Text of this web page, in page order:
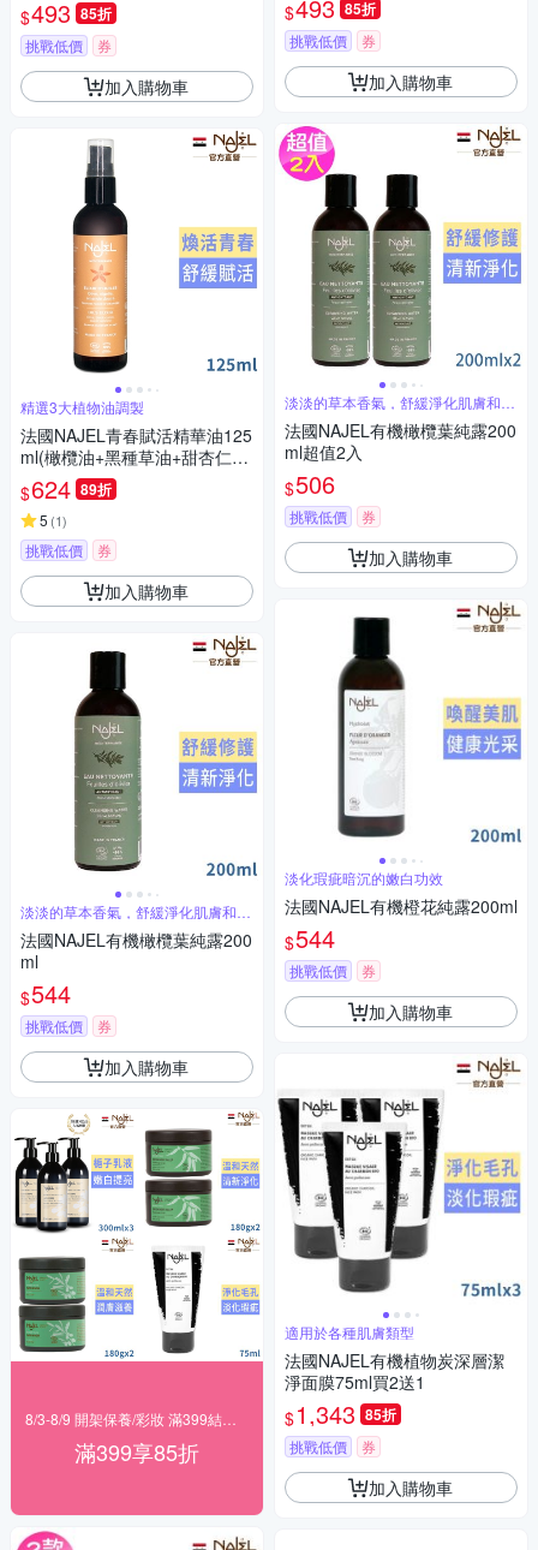
$493 85折
挑戰低價 券
加入購物車
精選3大植物油調製
法國NAJEL青春賦活精華油125
ml(橄欖油+黑種草油+甜杏仁
油)-身體+頭髮用
$624 89折
5 (1)
挑戰低價 券
加入購物車
淡淡的草本香氣，舒緩淨化肌膚和頭
皮
法國NAJEL有機橄欖葉純露200
ml
$544
挑戰低價 券
加入購物車
滿399享85折
$493 85折
挑戰低價 券
加入購物車
淡淡的草本香氣，舒緩淨化肌膚和頭
皮
法國NAJEL有機橄欖葉純露200
ml超值2入
$506
挑戰低價 券
加入購物車
淡化瑕疵暗沉的嫩白功效
法國NAJEL有機橙花純露200ml
$544
挑戰低價 券
加入購物車
適用於各種肌膚類型
法國NAJEL有機植物炭深層潔
淨面膜75ml買2送1
$1,343 85折
挑戰低價 券
加入購物車